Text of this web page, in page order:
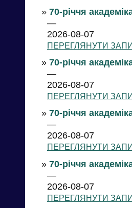
» 70-річчя
—
2026-08-07
ПЕРЕГЛЯНУТИ
» 70-річчя
—
2026-08-07
ПЕРЕГЛЯНУТИ
» 70-річчя
—
2026-08-07
ПЕРЕГЛЯНУТИ
» 70-річчя
—
2026-08-07
ПЕРЕГЛЯНУТИ